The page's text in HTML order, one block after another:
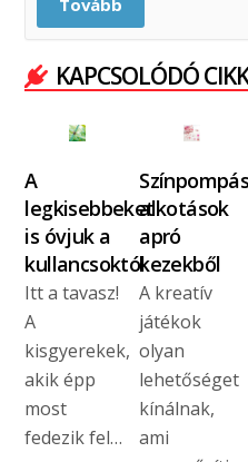
KAPCSOLÓDÓ
A
legkisebbeket
is óvjuk a
kullancsoktól
Itt a tavasz!
A
kisgyerekek,
akik épp
most
fedezik fel…
Színpompás
alkotások
apró
kezekből
A kreatív
játékok
olyan
lehetőséget
kínálnak,
ami